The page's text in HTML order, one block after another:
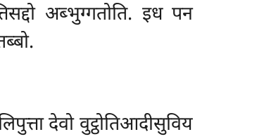
अब्भुग्गतोति. इध पन
देवो वुट्ठोतिआदीसुविय